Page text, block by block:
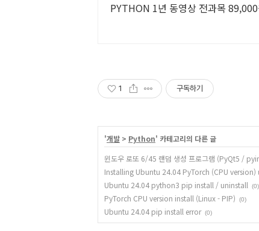
PYTHON 1년 동영상 전과목
1 구독하기
'개발 > Python' 카테고리의 다른 글
윈도우 로또 6/45 랜덤 생성 프로그램 (PyQt5 /
Installing Ubuntu 24.04 PyTorch (CPU version)
Ubuntu 24.04 python3 pip install / uninstall (0)
PyTorch CPU version install (Linux - PIP) (0)
Ubuntu 24.04 pip install error (0)